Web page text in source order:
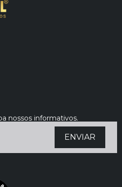
nossos informativos.